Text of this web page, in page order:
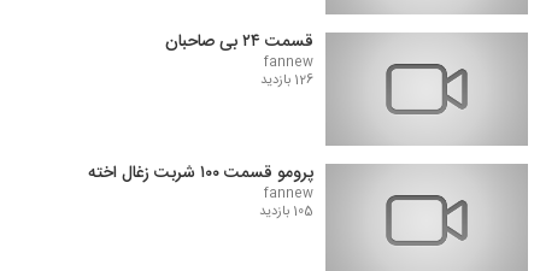
قسمت ۲۴ بی صاحبان
fannew
126 بازدید
پرومو قسمت ۱۰۰ شربت زغال اخته
fannew
105 بازدید